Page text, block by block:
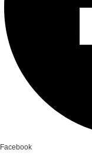
Facebook